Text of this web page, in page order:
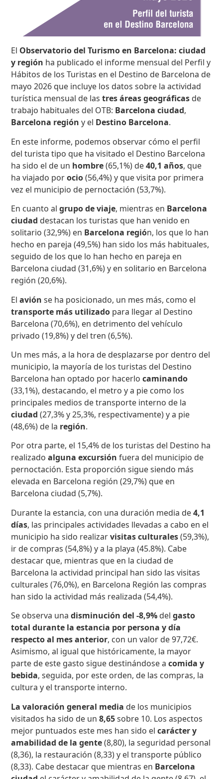
El Observatorio del Turismo en Barcelona: ciudad
y región ha publicado el informe mensual del Perfil y
Hábitos de los Turistas en el Destino de Barcelona de
mayo 2026 que incluye los datos sobre la actividad
turística mensual de las tres áreas geográficas de
trabajo habituales del OTB: Barcelona ciudad,
Barcelona región y el Destino Barcelona.
En este informe, podemos observar cómo el perfil
del turista tipo que ha visitado el Destino Barcelona
ha sido el de un hombre(65,1%) de40,1 años, que
ha viajado porocio(56,4%) y que visita por primera
vez el municipio de pernoctación (53,7%).
En cuanto algrupo de viaje, mientras en Barcelona
ciudad destacan los turistas que han venido en
solitario (32,9%) en Barcelona región, los que lo han
hecho en pareja (49,5%) han sido los más habituales,
seguido de los que lo han hecho en pareja en
Barcelona ciudad (31,6%) y en solitario en Barcelona
región (20,6%).
El avión se ha posicionado, un mes más, como el
transporte más utilizado para llegar al Destino
Barcelona (70,6%), en detrimento del vehículo
privado (19,8%) y del tren (6,5%).
Un mes más, a la hora de desplazarse por dentro del
municipio, la mayoría de los turistas del Destino
Barcelona han optado por hacerlocaminando
(33,1%), destacando, el metro y a pie como los
principales medios de transporte interno de la
ciudad(27,3% y 25,3%, respectivamente) y a pie
(48,6%) de la región.
Por otra parte, el 15,4% de los turistas del Destino ha
realizadoalguna excursión fuera del municipio de
pernoctación. Esta proporción sigue siendo más
elevada en Barcelona región (29,7%) que en
Barcelona ciudad (5,7%).
Durante la estancia, con una duración media de4,1
días, las principales actividades llevadas a cabo en el
municipio ha sido realizarvisitas culturales(59,3%),
ir de compras (54,8%) y a la playa (45.8%). Cabe
destacar que, mientras que en la ciudad de
Barcelona la actividad principal han sido las visitas
culturales (76,0%), en Barcelona Región las compras
han sido la actividad más realizada (54,4%).
Se observa una disminucióndel -8,9% delgasto
total durante la estancia por persona y día
respecto al mes anterior, con un valor de 97,72€.
Asimismo, al igual que históricamente, la mayor
parte de este gasto sigue destinándose acomida y
bebida, seguida, por este orden, de las compras, la
cultura y el transporte interno.
La valoración general media de los municipios
visitados ha sido de un8,65sobre 10. Los aspectos
mejor puntuados este mes han sido elcarácter y
amabilidad de la gente(8,80), la seguridad personal
(8,36), la restauración (8,33) y el transporte público
(8,33). Cabe destacar que mientras en Barcelona